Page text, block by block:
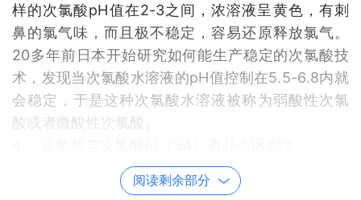
样的次氯酸pH值在2-3之间，浓溶液呈黄色，有刺
鼻的氯气味，而且极不稳定，容易还原释放氯气。
20多年前日本开始研究如何能生产稳定的次氯酸技
术，发现当次氯酸水溶液的pH值控制在5.5-6.8内就
会稳定，于是这种次氯酸水溶液被称为弱酸性次氯
酸或者微酸性次氯酸。
次氯酸和次氯酸钠在名称上非常相似，但却是完全
不同的两种物质，经常被错误地认为是相同的。越
阅读剩余部分